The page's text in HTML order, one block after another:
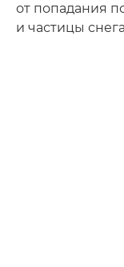
от попадания
и частицы